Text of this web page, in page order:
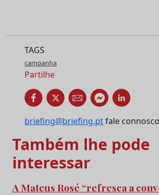
TAGS
campanha
Partilhe
briefing@briefing.ptfale
Também lhe pode
interessar
A Mateus Rosé “refresca a